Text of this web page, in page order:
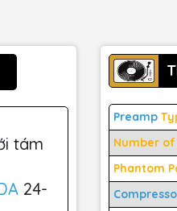
tám
24-
Preamp
Number of
Phantom